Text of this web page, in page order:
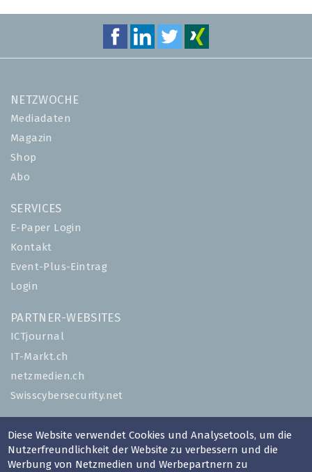
NETZWOCHE
Mediadaten
Magazin
Shop
Abo
SERVICES
E-Paper Login
Kontakt
Event-Plus-Eintrag
Login
PARTNER-WEBSITES
ICTjournal
IT-Markt.ch
netzmedien.ch
Swisscybersecurity.net
Impressum
AGB
Diese Website verwendet Cookies und Analysetools, um die
Nutzerfreundlichkeit der Website zu verbessern und die
Werbung von Netzmedien und Werbepartnern zu